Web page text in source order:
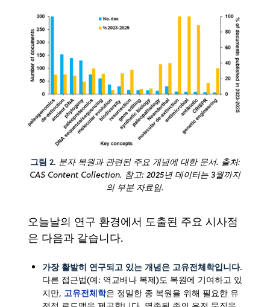
그림 2. 분자 복원과 관련된 주요 개념에 대한 문서. 출처:
CAS Content Collection. 참고: 2025년 데이터는 3월까지
의 부분 자료임.
오늘날의 연구 환경에서 도출된 주요 시사점
은 다음과 같습니다.
가장 활발히 연구되고 있는 개념은 고유전체학입니다.
다른 접근법(예: 역교배나 복제)도 복원에 기여하고 있
지만, 고유전체학은 정밀한 종 복원을 위해 필요한 유